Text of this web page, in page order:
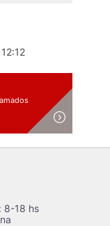
8-18 hs